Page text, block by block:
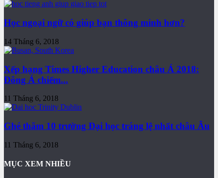
Học ngoại ngữ có giúp bạn thông minh hơn?
14 Tháng 6, 2018
Xếp hạng Times Higher Education châu Á 2018:
Đông Á chiếm...
11 Tháng 6, 2018
Ghé thăm 10 trường Đại học tráng lệ nhất châu Âu
11 Tháng 6, 2018
MỤC XEM NHIỀU